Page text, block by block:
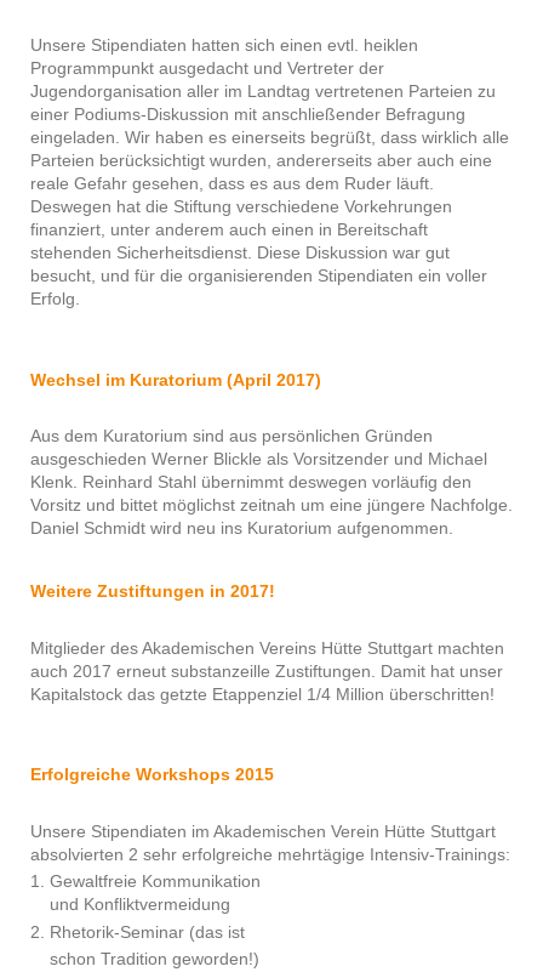
Unsere Stipendiaten hatten sich einen evtl. heiklen
Programmpunkt ausgedacht und Vertreter der
Jugendorganisation aller im Landtag vertretenen Parteien zu
einer Podiums-Diskussion mit anschließender Befragung
eingeladen. Wir haben es einerseits begrüßt, dass wirklich alle
Parteien berücksichtigt wurden, andererseits aber auch eine
reale Gefahr gesehen, dass es aus dem Ruder läuft.
Deswegen hat die Stiftung verschiedene Vorkehrungen
finanziert, unter anderem auch einen in Bereitschaft
stehenden Sicherheitsdienst. Diese Diskussion war gut
besucht, und für die organisierenden Stipendiaten ein voller
Erfolg.
Wechsel im Kuratorium (April 2017)
Aus dem Kuratorium sind aus persönlichen Gründen
ausgeschieden Werner Blickle als Vorsitzender und Michael
Klenk. Reinhard Stahl übernimmt deswegen vorläufig den
Vorsitz und bittet möglichst zeitnah um eine jüngere Nachfolge.
Daniel Schmidt wird neu ins Kuratorium aufgenommen.
Weitere Zustiftungen in 2017!
Mitglieder des Akademischen Vereins Hütte Stuttgart machten
auch 2017 erneut substanzeille Zustiftungen. Damit hat unser
Kapitalstock das getzte Etappenziel 1/4 Million überschritten!
Erfolgreiche Workshops 2015
Unsere Stipendiaten im Akademischen Verein Hütte Stuttgart
absolvierten 2 sehr erfolgreiche mehrtägige Intensiv-Trainings:
1. Gewaltfreie Kommunikation
und Konfliktvermeidung
2. Rhetorik-Seminar (das ist
schon Tradition geworden!)